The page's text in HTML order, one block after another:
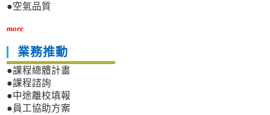
●空氣品質
more
業務推動
●課程總體計畫
●課程諮詢
●中途離校填報
●員工協助方案